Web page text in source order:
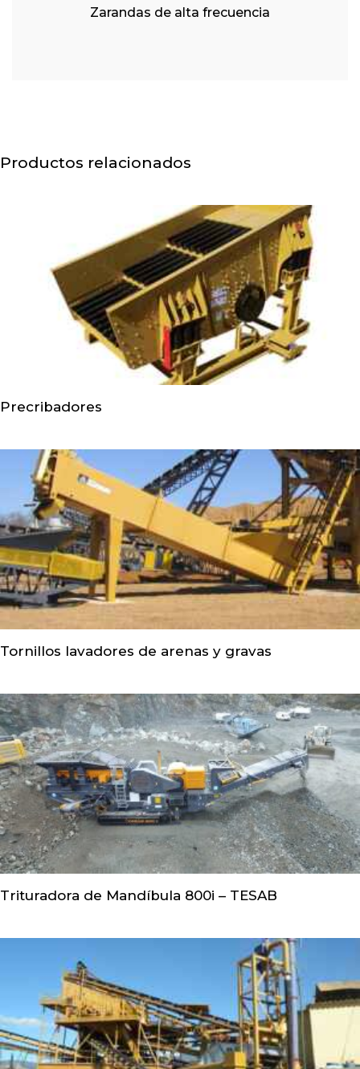
Zarandas de alta frecuencia
Productos relacionados
Precribadores
Tornillos lavadores de arenas y gravas
Trituradora de Mandíbula 800i – TESAB